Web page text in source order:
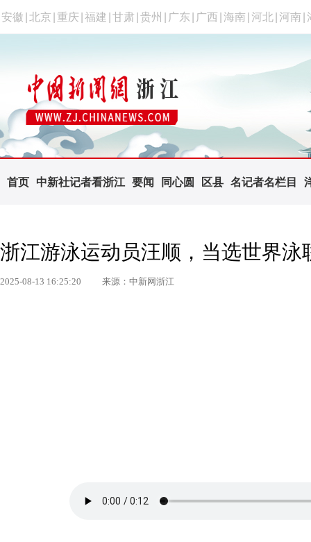
安徽 北京 重庆 福建 甘肃 贵州 广东 广西 海南 河北 河南
首页 中新社记者看浙江 要闻 同心圆 区县 名记者名栏目
浙江游泳运动员汪顺，当选世界泳
2025-08-13 16:25:20 来源：中新网浙江